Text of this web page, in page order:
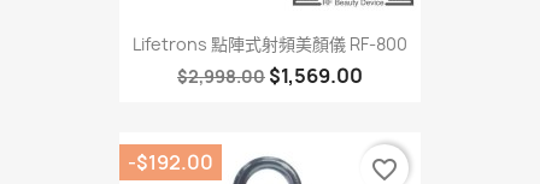
Lifetrons 點陣式射頻美顏儀 RF-800
$2,998.00 $1,569.00
-$192.00 favorite_border